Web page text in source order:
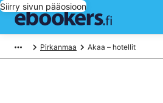
Siirry sivun pääosioon
Pirkanmaa Akaa – hotellit